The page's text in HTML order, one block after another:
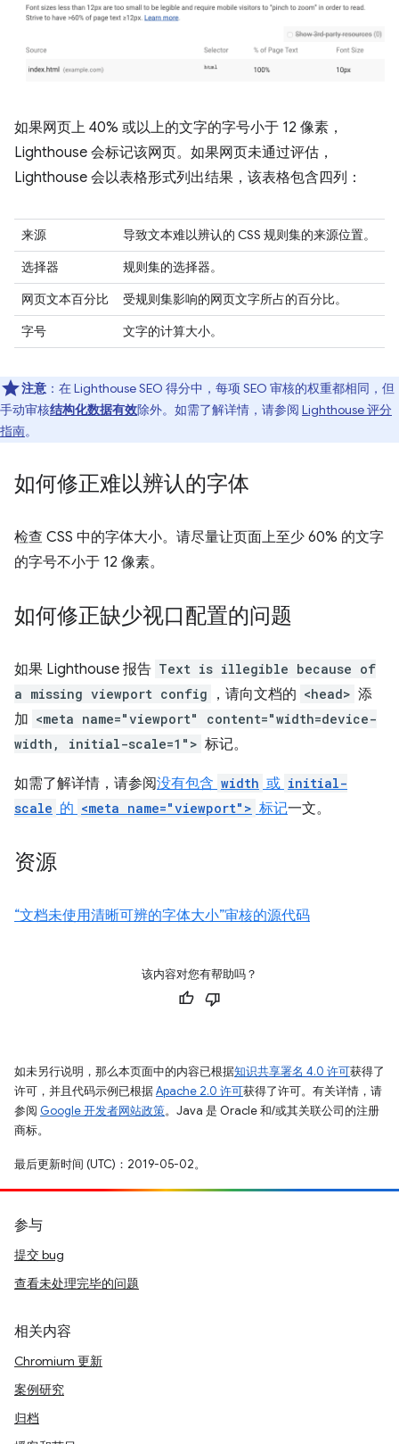
如果网页上 40% 或以上的文字的字号小于 12 像素，
Lighthouse 会标记该网页。如果网页未通过评估，
Lighthouse 会以表格形式列出结果，该表格包含四列：
来源
导致文本难以辨认的 CSS 规则集的来源位置。
选择器
规则集的选择器。
网页文本百分比
受规则集影响的网页文字所占的百分比。
字号
文字的计算大小。
注意 ：在 Lighthouse SEO 得分中，每项 SEO 审核的权重都相同，但
手动审核结构化数据有效除外。如需了解详情，请参阅 Lighthouse 评分
指南。
如何修正难以辨认的字体
检查 CSS 中的字体大小。请尽量让页面上至少 60% 的文字
的字号不小于 12 像素。
如何修正缺少视口配置的问题
如果 Lighthouse 报告 Text is illegible because of
a missing viewport config
，请向文档的 <head> 添
加 <meta name="viewport" content="width=device-
width, initial-scale=1"> 标记。
如需了解详情，请参阅没有包含 width 或 initial-
scale 的 <meta name="viewport"> 标记一文。
资源
“文档未使用清晰可辨的字体大小”审核的源代码
该内容对您有帮助吗？
如未另行说明，那么本页面中的内容已根据知识共享署名 4.0 许可获得了
许可，并且代码示例已根据Apache 2.0 许可获得了许可。有关详情，请
参阅 Google 开发者网站政策。Java 是 Oracle 和/或其关联公司的注册
商标。
最后更新时间 (UTC)：2019-05-02。
参与
提交 bug
查看未处理完毕的问题
相关内容
Chromium 更新
案例研究
归档